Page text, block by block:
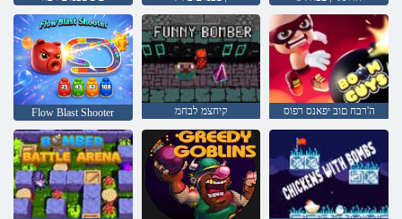
Flow Blast Shooter קיחצמ לבחמ ה'רבח םוב יפאנס רפוס